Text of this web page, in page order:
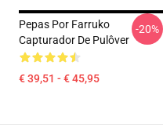
Pepas Por Farruko
Capturador De Pulôver
€ 39,51 - € 45,95
-20%